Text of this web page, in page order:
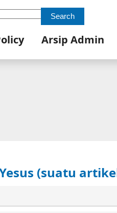
Search
Arsip Admin
(suatu